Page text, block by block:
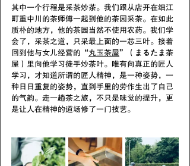
其中一个行程是采茶炒茶。我们跟从店开在细江
町重中川的茶师傅一起到他的茶园采茶。在如此
质朴的地方，他的茶园当然不使用农药。我们学
会了，采茶之道，只采最上面的一芯三叶。接着
回到他与女儿经营的“丸玉茶屋”（まるたま茶
屋）里向他学习徒手炒茶叶。唯有向真正的匠人
学习，才知道所谓的匠人精神，是一种姿势，一
种日日重复的姿势，直到手里的劳作生出了自己
的气韵。走一趟茶之旅，不只是味觉的提升，更
是让人在精神的道场修了一门技艺。